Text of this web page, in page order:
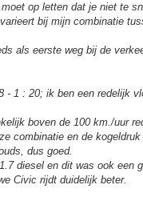
op letten dat je niet te
bij mijn combinatie
als eerste weg bij de
- 1 : 20; ik ben een redelijk
boven de 100 km./uur
combinatie en de
dus goed.
diesel en dit was ook een
Civic rijdt duidelijk beter.